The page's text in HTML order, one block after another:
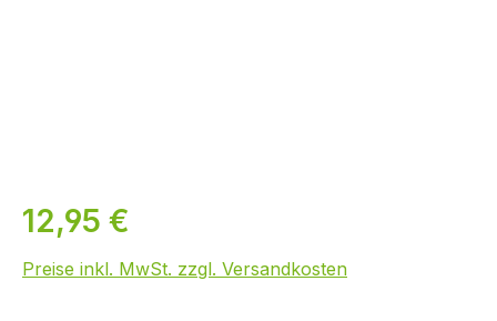
12,95 €
Preise inkl. MwSt. zzgl. Versandkosten